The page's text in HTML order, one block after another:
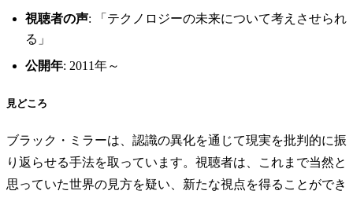
視聴者の声: 「テクノロジーの未来について考えさせられ
る」
公開年: 2011年～
見どころ
ブラック・ミラーは、認識の異化を通じて現実を批判的に振
り返らせる手法を取っています。視聴者は、これまで当然と
思っていた世界の見方を疑い、新たな視点を得ることができ